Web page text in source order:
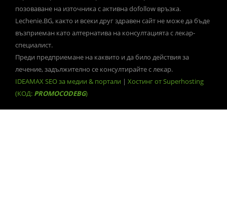
позоваване на източника с активна dofollow връзка.
Lechenie.BG, както и всеки друг здравен сайт не може да бъде
възприеман като алтернатива на консултацията с лекар-
специалист.
Преди предприемане на каквито и да било действия за
лечение, задължително се консултирайте с лекар.
IDEAMAX SEO за медии & портали | Хостинг от Superhosting
(КОД: PROMOCODEBG)